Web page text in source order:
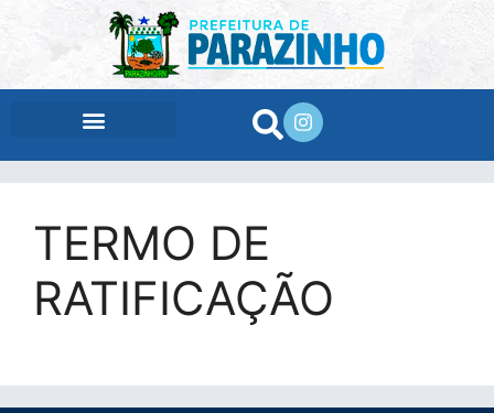
TERMO DE
RATIFICAÇÃO